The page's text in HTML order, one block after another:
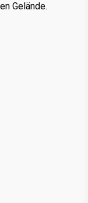
Gelände.